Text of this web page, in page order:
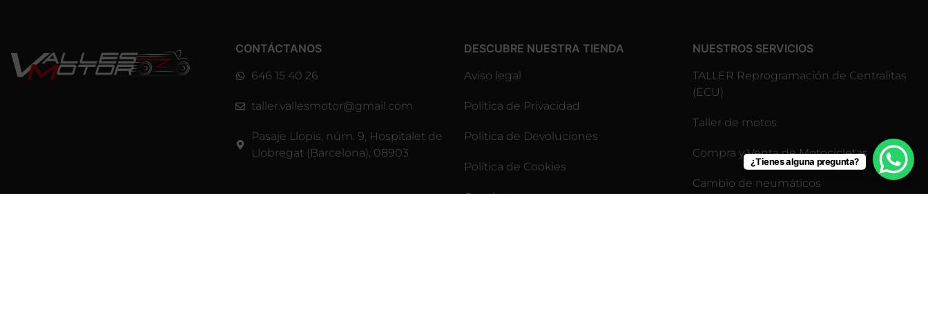
CONTÁCTANOS
646 15 40 26
taller.vallesmotor@gmail.com
Pasaje Llopis, núm. 9, Hospitalet de
Llobregat (Barcelona), 08903
DESCUBRE NUESTRA TIENDA
Aviso legal
Política de Privacidad
Política de Devoluciones
Política de Cookies
Contáctenos
NUESTROS SERVICIOS
TALLER Reprogramación de Centralitas
(ECU)
Taller de motos
Compra y Venta de Motocicletas
Cambio de neumáticos
¿Tienes alguna pregunta?